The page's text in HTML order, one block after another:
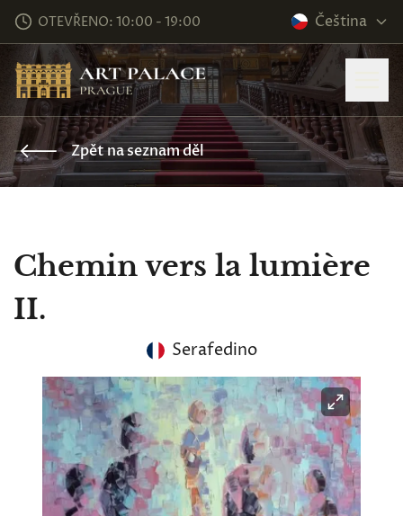
OTEVŘENO: 10:00 - 19:00 Čeština
Zpět na seznam děl
Chemin vers la lumière
II.
Serafedino